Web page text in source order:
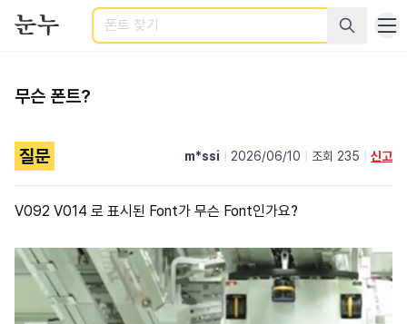
검색
무슨 폰트?
질문 m*ssi 2026/06/10 조회 235 신고
V092 V014 로 표시된 Font가 무슨 Font인가요?